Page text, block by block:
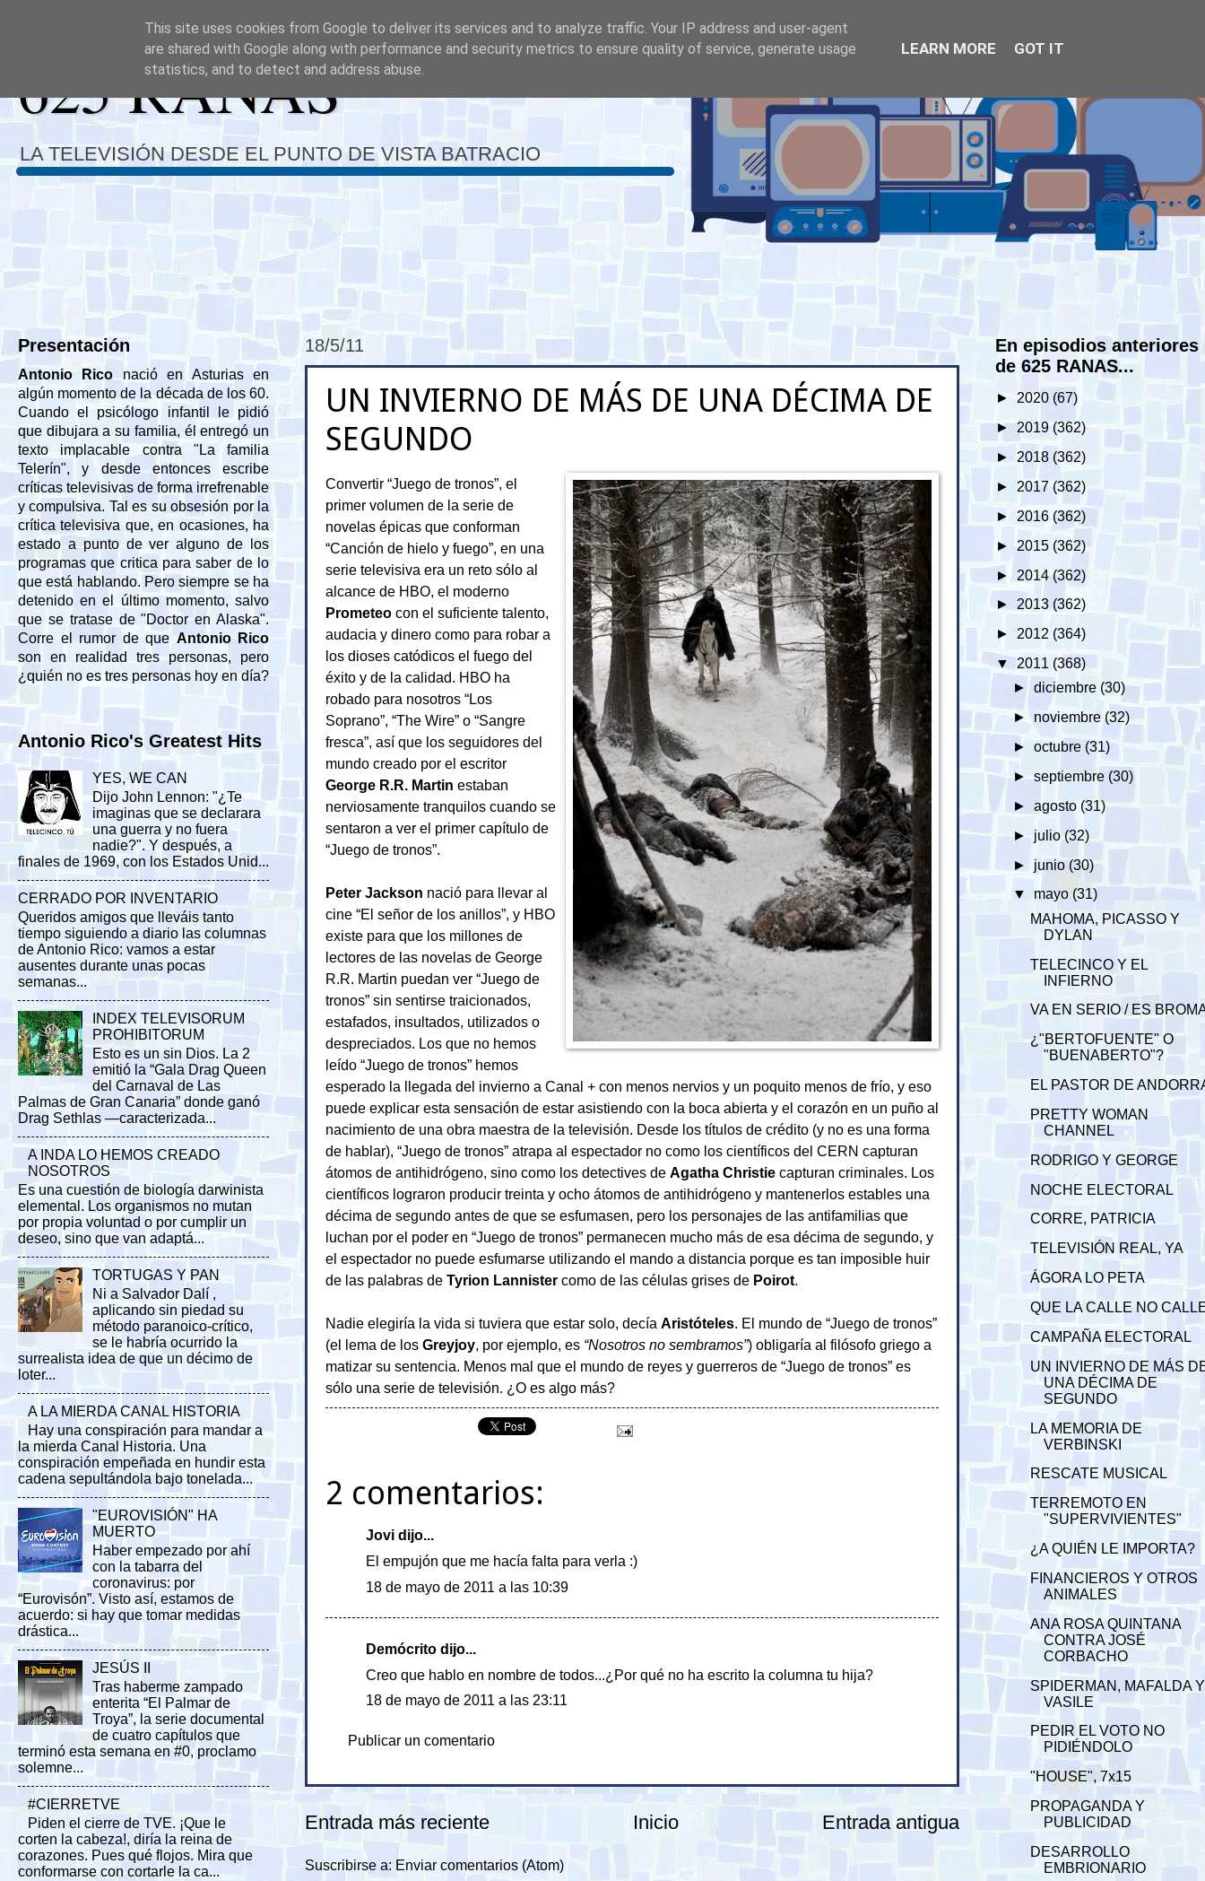
625 RANAS
LA TELEVISIÓN DESDE EL PUNTO DE VISTA BATRACIO
18/5/11
UN INVIERNO DE MÁS DE UNA DÉCIMA DE
SEGUNDO
Convertir “Juego de tronos”, el
primer volumen de la serie de
novelas épicas que conforman
“Canción de hielo y fuego”, en una
serie televisiva era un reto sólo al
alcance de HBO, el moderno
Prometeo con el suficiente talento,
audacia y dinero como para robar a
los dioses catódicos el fuego del
éxito y de la calidad. HBO ha
robado para nosotros “Los
Soprano”, “The Wire” o “Sangre
fresca”, así que los seguidores del
mundo creado por el escritor
George R.R. Martin estaban
nerviosamente tranquilos cuando se
sentaron a ver el primer capítulo de
“Juego de tronos”.
Peter Jackson nació para llevar al
cine “El señor de los anillos”, y HBO
existe para que los millones de
lectores de las novelas de George
R.R. Martin puedan ver “Juego de
tronos” sin sentirse traicionados,
estafados, insultados, utilizados o
despreciados. Los que no hemos
leído “Juego de tronos” hemos
esperado la llegada del invierno a Canal + con menos nervios y un poquito menos de frío, y eso
puede explicar esta sensación de estar asistiendo con la boca abierta y el corazón en un puño al
nacimiento de una obra maestra de la televisión. Desde los títulos de crédito (y no es una forma
de hablar), “Juego de tronos” atrapa al espectador no como los científicos del CERN capturan
átomos de antihidrógeno, sino como los detectives de Agatha Christie capturan criminales. Los
científicos lograron producir treinta y ocho átomos de antihidrógeno y mantenerlos estables una
décima de segundo antes de que se esfumasen, pero los personajes de las antifamilias que
luchan por el poder en “Juego de tronos” permanecen mucho más de esa décima de segundo, y
el espectador no puede esfumarse utilizando el mando a distancia porque es tan imposible huir
de las palabras de Tyrion Lannister como de las células grises de Poirot.
Nadie elegiría la vida si tuviera que estar solo, decía Aristóteles. El mundo de “Juego de tronos”
(el lema de los Greyjoy, por ejemplo, es “Nosotros no sembramos”) obligaría al filósofo griego a
matizar su sentencia. Menos mal que el mundo de reyes y guerreros de “Juego de tronos” es
sólo una serie de televisión. ¿O es algo más?
2 comentarios:
Jovi dijo...
El empujón que me hacía falta para verla :)
18 de mayo de 2011 a las 10:39
Demócrito dijo...
Creo que hablo en nombre de todos...¿Por qué no ha escrito la columna tu hija?
18 de mayo de 2011 a las 23:11
Publicar un comentario
Entrada más reciente Entrada antigua
Inicio
Suscribirse a: Enviar comentarios (Atom)
Presentación
Antonio Rico nació en Asturias en
algún momento de la década de los 60.
Cuando el psicólogo infantil le pidió
que dibujara a su familia, él entregó un
texto implacable contra "La familia
Telerín", y desde entonces escribe
críticas televisivas de forma irrefrenable
y compulsiva. Tal es su obsesión por la
crítica televisiva que, en ocasiones, ha
estado a punto de ver alguno de los
programas que critica para saber de lo
que está hablando. Pero siempre se ha
detenido en el último momento, salvo
que se tratase de "Doctor en Alaska".
Corre el rumor de que Antonio Rico
son en realidad tres personas, pero
¿quién no es tres personas hoy en día?
Antonio Rico's Greatest Hits
YES, WE CAN
Dijo John Lennon: "¿Te
imaginas que se declarara
una guerra y no fuera
nadie?". Y después, a
finales de 1969, con los Estados Unid...
CERRADO POR INVENTARIO
Queridos amigos que lleváis tanto
tiempo siguiendo a diario las columnas
de Antonio Rico: vamos a estar
ausentes durante unas pocas
semanas...
INDEX TELEVISORUM
PROHIBITORUM
Esto es un sin Dios. La 2
emitió la “Gala Drag Queen
del Carnaval de Las
Palmas de Gran Canaria” donde ganó
Drag Sethlas —caracterizada...
A INDA LO HEMOS CREADO
NOSOTROS
Es una cuestión de biología darwinista
elemental. Los organismos no mutan
por propia voluntad o por cumplir un
deseo, sino que van adaptá...
TORTUGAS Y PAN
Ni a Salvador Dalí ,
aplicando sin piedad su
método paranoico-crítico,
se le habría ocurrido la
surrealista idea de que un décimo de
loter...
A LA MIERDA CANAL HISTORIA
Hay una conspiración para mandar a
la mierda Canal Historia. Una
conspiración empeñada en hundir esta
cadena sepultándola bajo tonelada...
"EUROVISIÓN" HA
MUERTO
Haber empezado por ahí
con la tabarra del
coronavirus: por
“Eurovisón”. Visto así, estamos de
acuerdo: si hay que tomar medidas
drástica...
JESÚS II
Tras haberme zampado
enterita “El Palmar de
Troya”, la serie documental
de cuatro capítulos que
terminó esta semana en #0, proclamo
solemne...
#CIERRETVE
Piden el cierre de TVE. ¡Que le
corten la cabeza!, diría la reina de
corazones. Pues qué flojos. Mira que
conformarse con cortarle la ca...
En episodios anteriores
de 625 RANAS...
► 2020 (67)
►2019 (362)
► 2018 (362)
► 2017 (362)
► 2016 (362)
► 2015 (362)
► 2014 (362)
► 2013 (362)
► 2012 (364)
▼ 2011 (368)
► diciembre (30)
► noviembre (32)
► octubre (31)
► septiembre (30)
► agosto (31)
► julio (32)
► junio (30)
▼ mayo (31)
MAHOMA, PICASSO Y
DYLAN
TELECINCO Y EL
INFIERNO
VA EN SERIO / ES
¿"BERTOFUENTE" O
"BUENABERTO"?
EL PASTOR DE
PRETTY WOMAN
CHANNEL
RODRIGO Y GEORGE
NOCHE ELECTORAL
CORRE, PATRICIA
TELEVISIÓN REAL, YA
ÁGORA LO PETA
QUE LA CALLE NO
CAMPAÑA ELECTORAL
UN INVIERNO DE MÁS
UNA DÉCIMA DE
SEGUNDO
LA MEMORIA DE
VERBINSKI
RESCATE MUSICAL
TERREMOTO EN
"SUPERVIVIENTES"
¿A QUIÉN LE IMPORTA?
FINANCIEROS Y OTROS
ANIMALES
ANA ROSA QUINTANA
CONTRA JOSÉ
CORBACHO
SPIDERMAN, MAFALDA Y
VASILE
PEDIR EL VOTO NO
PIDIÉNDOLO
"HOUSE", 7x15
PROPAGANDA Y
PUBLICIDAD
DESARROLLO
EMBRIONARIO
This site uses cookies from Google to deliver its services and to analyze traffic. Your IP address and user-agent
are shared with Google along with performance and security metrics to ensure quality of service, generate usage
statistics, and to detect and address abuse.
LEARN MORE GOT IT